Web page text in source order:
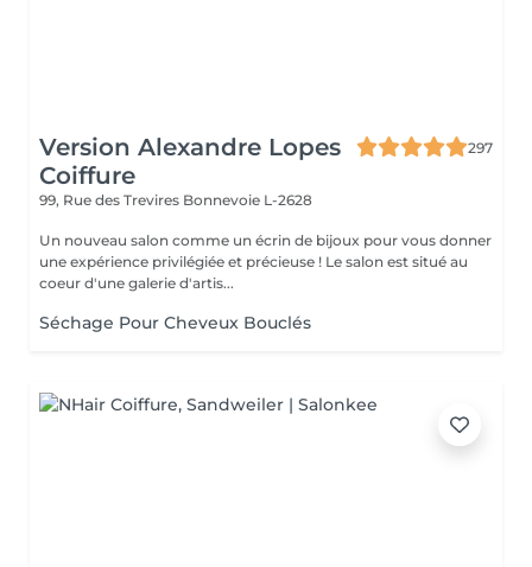
Version Alexandre Lopes
Coiffure
297
99, Rue des Trevires Bonnevoie L-2628
Un nouveau salon comme un écrin de bijoux pour vous donner
une expérience privilégiée et précieuse ! Le salon est situé au
coeur d'une galerie d'artis...
Séchage Pour Cheveux Bouclés